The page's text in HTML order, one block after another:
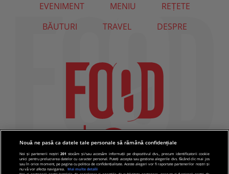
EVENIMENT MENIU
REȚETE
BĂUTURI
TRAVEL DESPRE
Nouă ne pasă ca datele tale personale să rămână confidențiale
Noi și partenerii noștri201 stocăm și/sau accesăm informații pe dispozitivul dvs., precum identificatorii cookie
unici pentru prelucrarea datelor cu caracter personal. Puteți accepta sau gestiona alegerile dvs. făcând clic mai jos
sau în orice moment, pe pagina cu politica de confidențialitate. Aceste alegeri vor fi raportate partenerilor noștri și
nu vă vor afecta navigarea.
Mai multe detalii